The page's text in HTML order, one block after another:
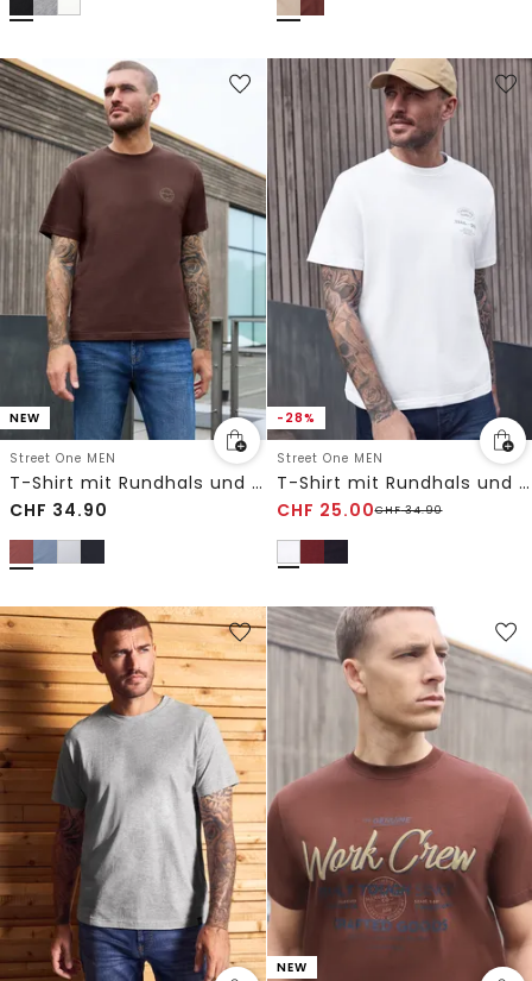
NEW
Street One MEN
T-Shirt mit Rundhals und Chestprint
CHF 34.90
-28%
Street One MEN
T-Shirt mit Rundhals und Chestprint
CHF 25.00CHF34.90
NEW